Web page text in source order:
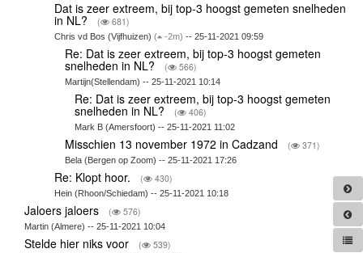
Dat is zeer extreem, bij top-3 hoogst gemeten snelheden
in NL? ( 681)
Chris vd Bos (Vijfhuizen)( -2m) -- 25-11-2021 09:59
Re: Dat is zeer extreem, bij top-3 hoogst gemeten
snelheden in NL? ( 566)
Martijn(Stellendam) -- 25-11-2021 10:14
Re: Dat is zeer extreem, bij top-3 hoogst gemeten
snelheden in NL? ( 406)
Mark B (Amersfoort) -- 25-11-2021 11:02
Misschien 13 november 1972 in Cadzand ( 371)
Bela (Bergen op Zoom) -- 25-11-2021 17:26
Re: Klopt hoor. ( 430)
Hein (Rhoon/Schiedam) -- 25-11-2021 10:18
Jaloers jaloers ( 576)
Martin (Almere) -- 25-11-2021 10:04
Stelde hier niks voor ( 539)